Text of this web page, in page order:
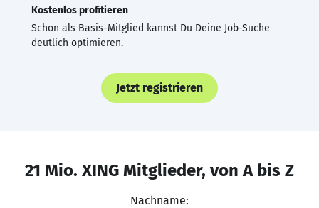
Kostenlos profitieren
Schon als Basis-Mitglied kannst Du Deine Job-Suche
deutlich optimieren.
Jetzt registrieren
21 Mio. XING Mitglieder, von A bis Z
Nachname: